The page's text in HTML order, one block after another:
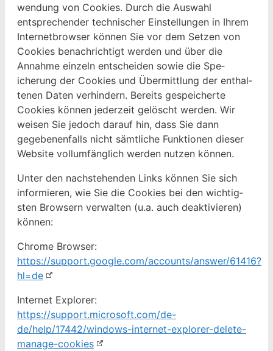
wen­dung von Cook­ies. Durch die Auswahl
entsprechen­der tech­nis­ch­er Ein­stel­lun­gen in Ihrem
Inter­net­brows­er kön­nen Sie vor dem Set­zen von
Cook­ies benachrichtigt wer­den und über die
Annahme einzeln entschei­den sowie die Spe­
icherung der Cook­ies und Über­mit­tlung der enthal­
te­nen Dat­en ver­hin­dern. Bere­its gespe­icherte
Cook­ies kön­nen jed­erzeit gelöscht wer­den. Wir
weisen Sie jedoch darauf hin, dass Sie dann
gegebe­nen­falls nicht sämtliche Funk­tio­nen dieser
Web­site vol­lum­fänglich wer­den nutzen können.
Unter den nach­ste­hen­den Links kön­nen Sie sich
informieren, wie Sie die Cook­ies bei den wichtig­
sten Browsern ver­wal­ten (u.a. auch deak­tivieren)
können:
Chrome Brows­er:
https://support.google.com/accounts/answer/61416?
hl=de
Inter­net Explor­er:
https://support.microsoft.com/de-
de/help/17442/windows-internet-explorer-delete-
manage-cookies